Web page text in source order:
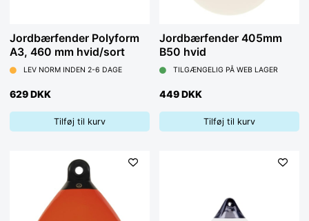
Jordbærfender Polyform
A3, 460 mm hvid/sort
LEV NORM INDEN 2-6 DAGE
629 DKK
Tilføj til kurv
Jordbærfender 405mm
B50 hvid
TILGÆNGELIG PÅ WEB LAGER
449 DKK
Tilføj til kurv